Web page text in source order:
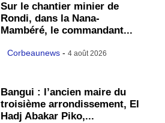
Sur le chantier minier de
Rondi, dans la Nana-
Mambéré, le commandant...
Corbeaunews - 4 août 2026
Bangui : l’ancien maire du
troisième arrondissement, El
Hadj Abakar Piko,...